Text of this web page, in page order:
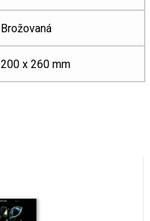
Brožovaná
200 x 260 mm